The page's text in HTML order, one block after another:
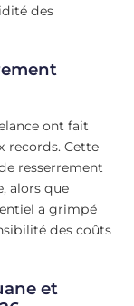
des
ont fait
records. Cette
resserrement
alors que
a grimpé
des coûts
et